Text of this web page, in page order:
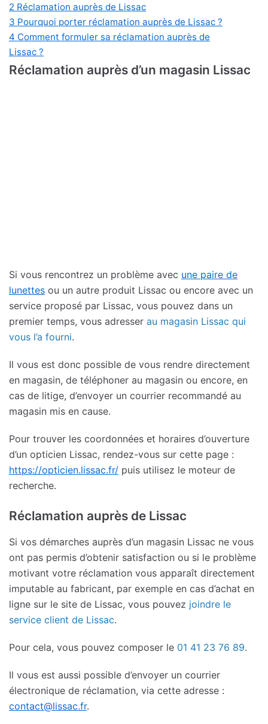
2 Réclamation auprès de Lissac
3 Pourquoi porter réclamation auprès de Lissac ?
4 Comment formuler sa réclamation auprès de
Lissac ?
Réclamation auprès d’un magasin Lissac
Si vous rencontrez un problème avec une paire de
lunettes ou un autre produit Lissac ou encore avec un
service proposé par Lissac, vous pouvez dans un
premier temps, vous adresser au magasin Lissac qui
vous l’a fourni.
Il vous est donc possible de vous rendre directement
en magasin, de téléphoner au magasin ou encore, en
cas de litige, d’envoyer un courrier recommandé au
magasin mis en cause.
Pour trouver les coordonnées et horaires d’ouverture
d’un opticien Lissac, rendez-vous sur cette page :
https://opticien.lissac.fr/ puis utilisez le moteur de
recherche.
Réclamation auprès de Lissac
Si vos démarches auprès d’un magasin Lissac ne vous
ont pas permis d’obtenir satisfaction ou si le problème
motivant votre réclamation vous apparaît directement
imputable au fabricant, par exemple en cas d’achat en
ligne sur le site de Lissac, vous pouvez joindre le
service client de Lissac.
Pour cela, vous pouvez composer le 01 41 23 76 89.
Il vous est aussi possible d’envoyer un courrier
électronique de réclamation, via cette adresse :
contact@lissac.fr.